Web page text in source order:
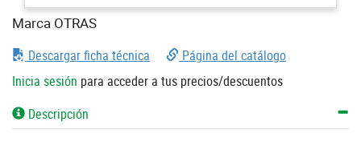
Marca OTRAS
Descargar ficha técnica
Página del catálogo
Inicia sesión para acceder a tus precios/descuentos
Descripción